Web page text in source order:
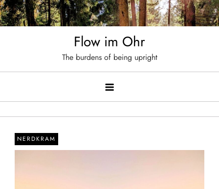
Skip
to
Flow im Ohr
The burdens of being upright
NERDKRAM